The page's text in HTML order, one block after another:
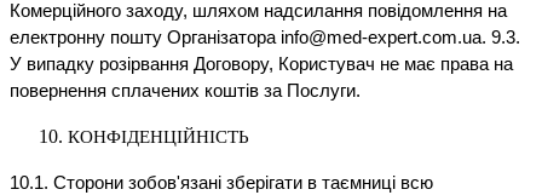
Комерційного заходу, шляхом надсилання повідомлення на
електронну пошту Організатора info@med-expert.com.ua. 9.3.
У випадку розірвання Договору, Користувач не має права на
повернення сплачених коштів за Послуги.
КОНФІДЕНЦІЙНІСТЬ
10.1. Сторони зобов'язані зберігати в таємниці всю